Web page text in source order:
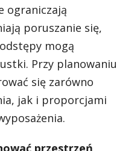
ograniczają
poruszanie się,
mogą
Przy planowaniu
się zarówno
jak i proporcjami